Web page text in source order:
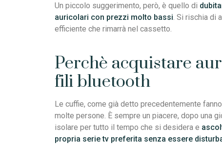
Un piccolo suggerimento, però, è quello di
auricolari con prezzi molto bassi . Si rischia di
efficiente che rimarrà nel cassetto.
Perchè acquistare
fili bluetooth
Le cuffie, come già detto precedentemente
molte persone. È sempre un piacere, dopo una
isolare per tutto il tempo che si desidera e
propria serie tv preferita senza essere